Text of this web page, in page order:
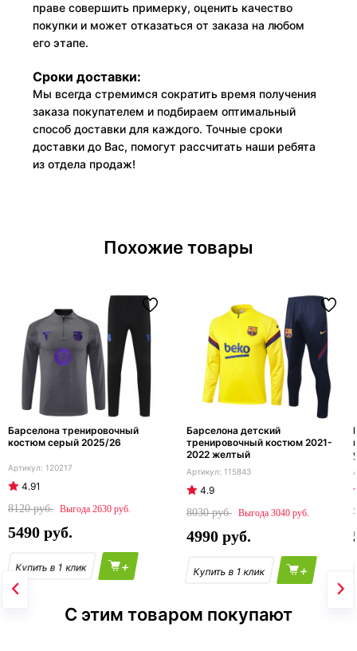
праве совершить примерку, оценить качество
покупки и может отказаться от заказа на любом
его этапе.
Сроки доставки:
Мы всегда стремимся сократить время получения
заказа покупателем и подбираем оптимальный
способ доставки для каждого. Точные сроки
доставки до Вас, помогут рассчитать наши ребята
из отдела продаж!
Похожие товары
Барселона тренировочный
костюм серый 2025/26
120217
4.91
8120
2630
5490
+
Барселона детский
тренировочный костюм 2021-
2022 желтый
115843
4.9
8030
3040
4990
+
С этим товаром покупают